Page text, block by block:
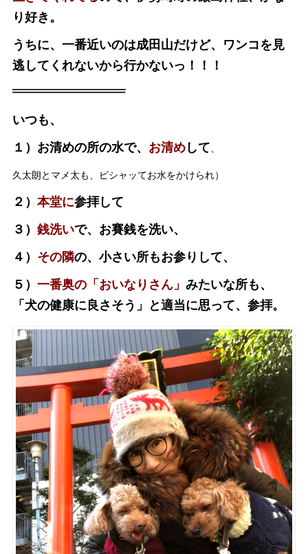
り好き。
うちに、一番近いのは成田山だけど、ワンコを見
逃してくれないから行かないっ！！！
いつも、
１）お清めの所の水で、 お清め して、
久太朗とマメ太も、ピシャッてお水をかけられ）
２） 本堂に参拝して
３） 銭洗いで、お賽銭を洗い、
４） その隣の、小さい所もお参りして、
５） 一番奥の「おいなりさん」 みたいな所も、
「犬の健康に良さそう」と適当に思って、参拝。